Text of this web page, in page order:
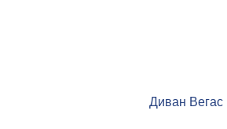
Диван Вегас